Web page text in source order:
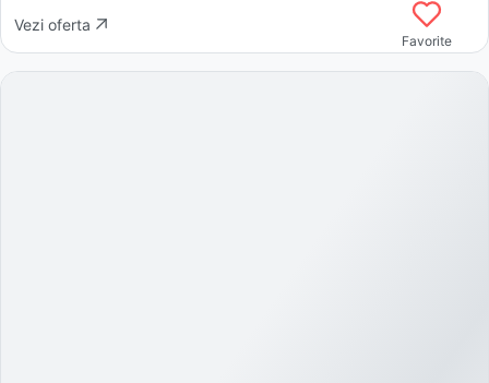
Vezi oferta
Favorite